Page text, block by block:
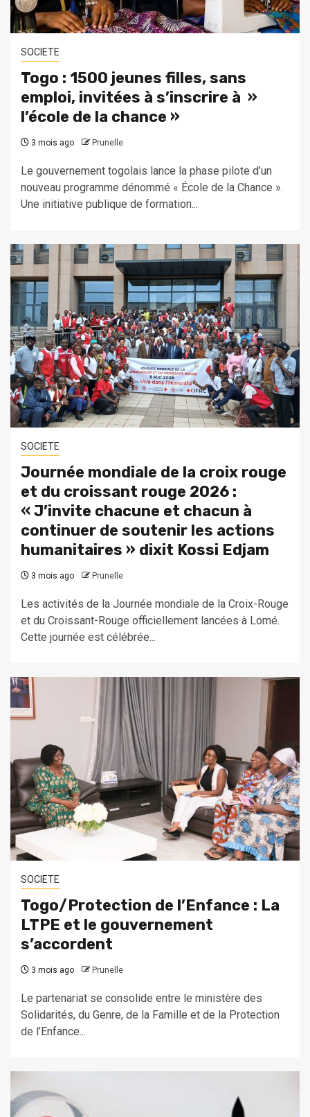
SOCIETE
Togo : 1500 jeunes filles, sans
emploi, invitées à s’inscrire à »
l’école de la chance »
3 mois ago Prunelle
Le gouvernement togolais lance la phase pilote d’un
nouveau programme dénommé « École de la Chance ».
Une initiative publique de formation...
SOCIETE
Journée mondiale de la croix rouge
et du croissant rouge 2026 :
« J’invite chacune et chacun à
continuer de soutenir les actions
humanitaires » dixit Kossi Edjam
3 mois ago Prunelle
Les activités de la Journée mondiale de la Croix-Rouge
et du Croissant-Rouge officiellement lancées à Lomé.
Cette journée est célébrée...
SOCIETE
Togo/Protection de l’Enfance : La
LTPE et le gouvernement
s’accordent
3 mois ago Prunelle
Le partenariat se consolide entre le ministère des
Solidarités, du Genre, de la Famille et de la Protection
de l’Enfance...